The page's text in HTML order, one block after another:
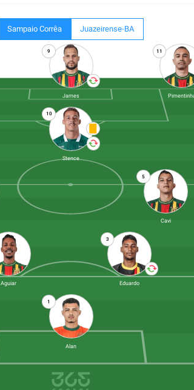
Sampaio Corrêa Juazeirense-BA
1
Alan
3
Eduardo
Aguiar
5
Cavi
10
Stence
11
9
James